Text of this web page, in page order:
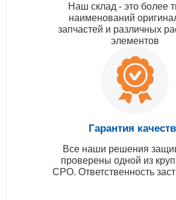
Наш склад - это более
наименований
запчастей и различных
элементов
Гарантия
Все наши решения
проверены одной из
СРО. Ответственность